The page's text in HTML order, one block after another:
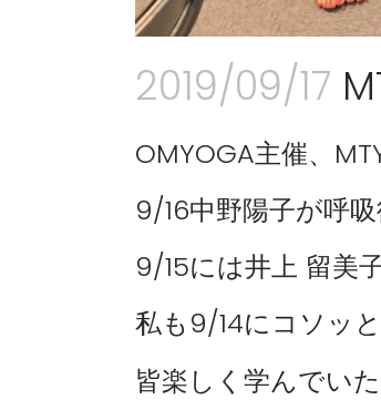
2019/09/17
OMYOGA主催、
9/16中野陽子が呼
9/15には井上 留美
私も9/14にコソッ
皆楽しく学んでい